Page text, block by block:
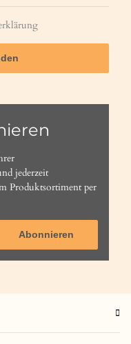
jederzeit
Produktsortiment per
Abonnieren